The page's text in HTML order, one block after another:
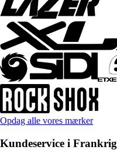
Opdag alle vores mærker
Kundeservice i Frankrig